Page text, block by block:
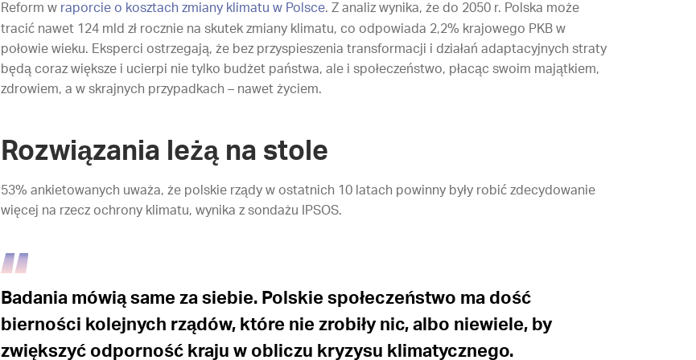
Reform w raporcie o kosztach zmiany klimatu w Polsce. Z analiz wynika, że do 2050 r. Polska może
tracić nawet 124 mld zł rocznie na skutek zmiany klimatu, co odpowiada 2,2% krajowego PKB w
połowie wieku. Eksperci ostrzegają, że bez przyspieszenia transformacji i działań adaptacyjnych straty
będą coraz większe i ucierpi nie tylko budżet państwa, ale i społeczeństwo, płacąc swoim majątkiem,
zdrowiem, a w skrajnych przypadkach – nawet życiem.
Rozwiązania leżą na stole
53% ankietowanych uważa, że polskie rządy w ostatnich 10 latach powinny były robić zdecydowanie
więcej na rzecz ochrony klimatu, wynika z sondażu IPSOS.
Badania mówią same za siebie. Polskie społeczeństwo ma dość
bierności kolejnych rządów, które nie zrobiły nic, albo niewiele, by
zwiększyć odporność kraju w obliczu kryzysu klimatycznego.